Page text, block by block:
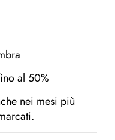
al 50%
nei mesi più